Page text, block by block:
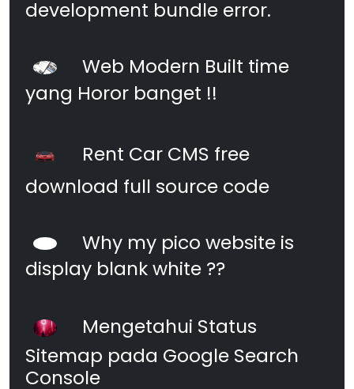
development bundle error.
Web Modern Built time
yang Horor banget !!
Rent Car CMS free
download full source code
Why my pico website is
display blank white ??
Mengetahui Status
Sitemap pada Google Search
Console